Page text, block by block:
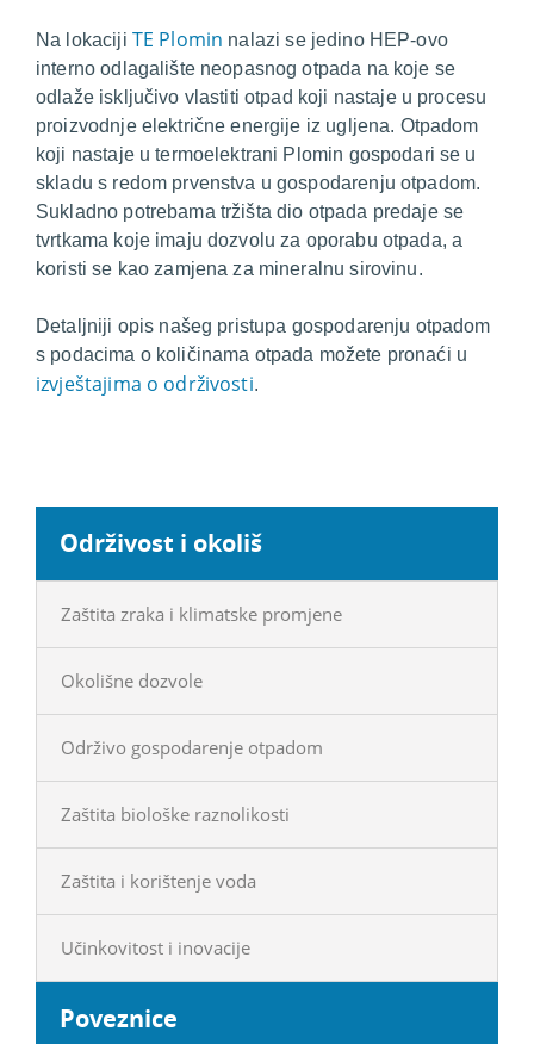
Na lokaciji TE Plomin nalazi se jedino HEP-ovo
interno odlagalište neopasnog otpada na koje se
odlaže isključivo vlastiti otpad koji nastaje u procesu
proizvodnje električne energije iz ugljena. Otpadom
koji nastaje u termoelektrani Plomin gospodari se u
skladu s redom prvenstva u gospodarenju otpadom.
Sukladno potrebama tržišta dio otpada predaje se
tvrtkama koje imaju dozvolu za oporabu otpada, a
koristi se kao zamjena za mineralnu sirovinu.
Detaljniji opis našeg pristupa gospodarenju otpadom
s podacima o količinama otpada možete pronaći u
izvještajima o održivosti.
Održivost i okoliš
Zaštita zraka i klimatske promjene
Okolišne dozvole
Održivo gospodarenje otpadom
Zaštita biološke raznolikosti
Zaštita i korištenje voda
Učinkovitost i inovacije
Poveznice